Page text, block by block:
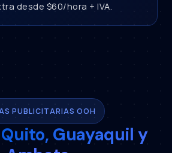
desde $60/hora + IVA.
PUBLICITARIAS OOH
Quito, Guayaquil y